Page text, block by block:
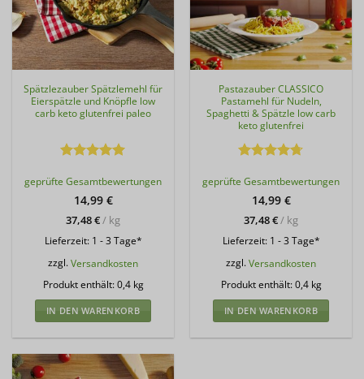
Spätzlezauber Spätzlemehl für
Eierspätzle und Knöpfle low
carb keto glutenfrei paleo
mit5von
geprüfte Gesamtbewertungen
14,99 €
37,48€/ kg
Lieferzeit: 1 - 3 Tage*
zzgl.Versandkosten
Produkt enthält: 0,4 kg
IN DEN WARENKORB
Pastazauber CLASSICO
Pastamehl für Nudeln,
Spaghetti & Spätzle low carb
keto glutenfrei
mit4.69
von 5
geprüfte Gesamtbewertungen
14,99 €
37,48€/ kg
Lieferzeit: 1 - 3 Tage*
zzgl.Versandkosten
Produkt enthält: 0,4 kg
IN DEN WARENKORB